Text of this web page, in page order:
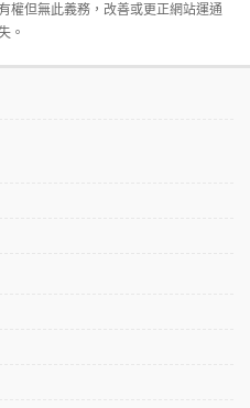
權但無此義務，改善或更正網站運通
。